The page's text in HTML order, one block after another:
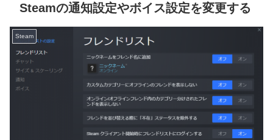
Steamの通知設定やボイス設定を変更する
Steam